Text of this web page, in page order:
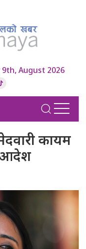
9th, August 2026
कायम
आदेश